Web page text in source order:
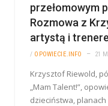
przełomowym
Rozmowa z
artystą i
/ OPOWIECIE.INFO 21
Krzysztof Riewold,
„Mam Talent!”,
dzieciństwa, planach